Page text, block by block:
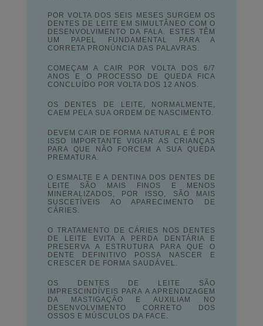
POR VOLTA DOS SEIS MESES SURGEM OS
DENTES DE LEITE EM SIMULTÂNEO COM O
DESENVOLVIMENTO DA FALA. ESTES TÊM
UM PAPEL FUNDAMENTAL PARA A
CORRETA PRONÚNCIA DAS PALAVRAS.
COMEÇAM A CAIR POR VOLTA DOS 6/7
ANOS E O PROCESSO DE QUEDA FICA
CONCLUÍDO POR VOLTA DOS 12 ANOS.
OS DENTES DE LEITE, NORMALMENTE,
CAEM PELA SUA ORDEM DE NASCIMENTO.
DEVEM CAIR DE FORMA NATURAL E É POR
ISSO IMPORTANTE VIGIAR AS CRIANÇAS
PARA QUE NÃO FORCEM A SUA QUEDA
PREMATURA.
O ESMALTE E A DENTINA DOS DENTES DE
LEITE SÃO MAIS FINOS E MENOS
MINERALIZADOS, POR ISSO, SÃO MAIS
SUSCETÍVEIS AO APARECIMENTO DE
CÁRIES.
O TRATAMENTO DE CÁRIES NOS DENTES
DE LEITE EVITA A PERDA DENTÁRIA E
PRESERVA A ESTRUTURA PARA QUE O
DENTE DEFINITIVO POSSA NASCER E
CRESCER DE FORMA SAUDÁVEL.
OS DENTES DE LEITE SÃO
IMPRESCINDÍVEIS PARA A APRENDIZAGEM
DA MASTIGAÇÃO E AUXILIAM NO
DESENVOLVIMENTO CORRETO DOS
OSSOS E MÚSCULOS DA FACE.